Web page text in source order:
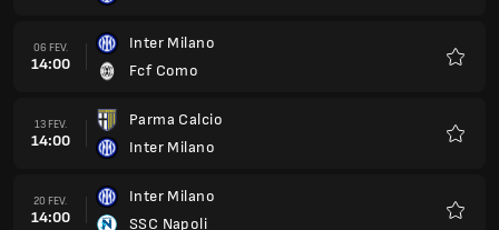
20 MAR.
14:00
Inter Milano
AC Milan
03 ABR.
13:00
Juventus Turin
Inter Milano
10 ABR.
13:00
Inter Milano
Ternana Femminile